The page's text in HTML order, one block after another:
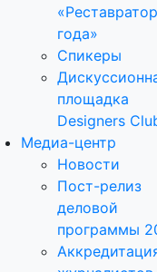
«Реставратор
года»
Спикеры
площадка
Designers
Медиа-центр
Новости
Пост-релиз
деловой
программы